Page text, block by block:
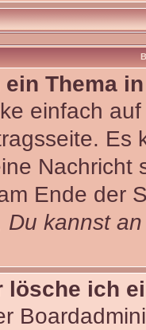
Thema
einfach
Es
Ende der
Du kannst
lösche ich